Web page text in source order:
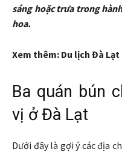
sáng hoặc trưa trong
hoa.
Xem thêm: Du lịch Đà Lạt
Ba quán bún
vị ở Đà Lạt
Dưới đây là gợi ý các địa